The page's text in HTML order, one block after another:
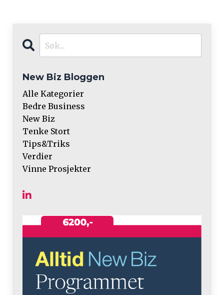
New Biz Bloggen
Alle Kategorier
Bedre Business
New Biz
Tenke Stort
Tips&triks
Verdier
Vinne Prosjekter